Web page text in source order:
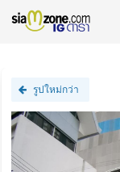
รูปใหม่กว่า